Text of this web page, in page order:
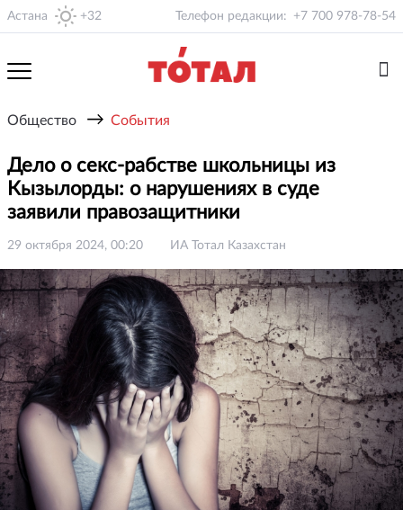
Астана +32 Телефон редакции: +7 700 978-78-54
Общество → События
Дело о секс-рабстве школьницы из
Кызылорды: о нарушениях в суде
заявили правозащитники
29 октября 2024, 00:20 ИА Тотал Казахстан